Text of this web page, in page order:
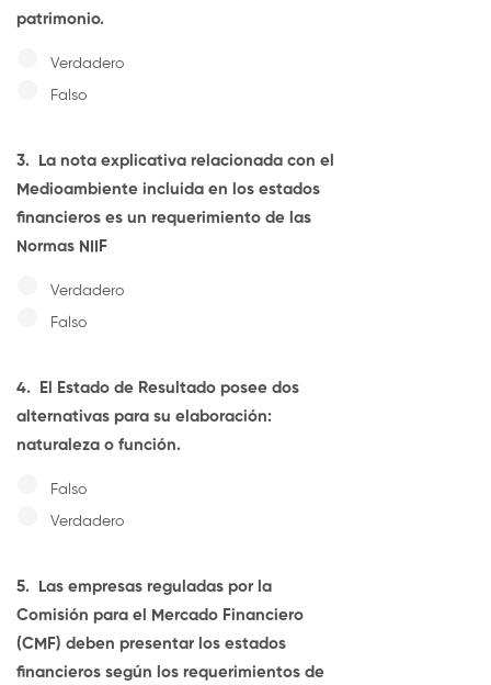
patrimonio.
Verdadero
Falso
3.
La nota explicativa relacionada con el
Medioambiente incluida en los estados
financieros es un requerimiento de las
Normas NIIF
Verdadero
Falso
4.
El Estado de Resultado posee dos
alternativas para su elaboración:
naturaleza o función.
Falso
Verdadero
5.
Las empresas reguladas por la
Comisión para el Mercado Financiero
(CMF) deben presentar los estados
financieros según los requerimientos de